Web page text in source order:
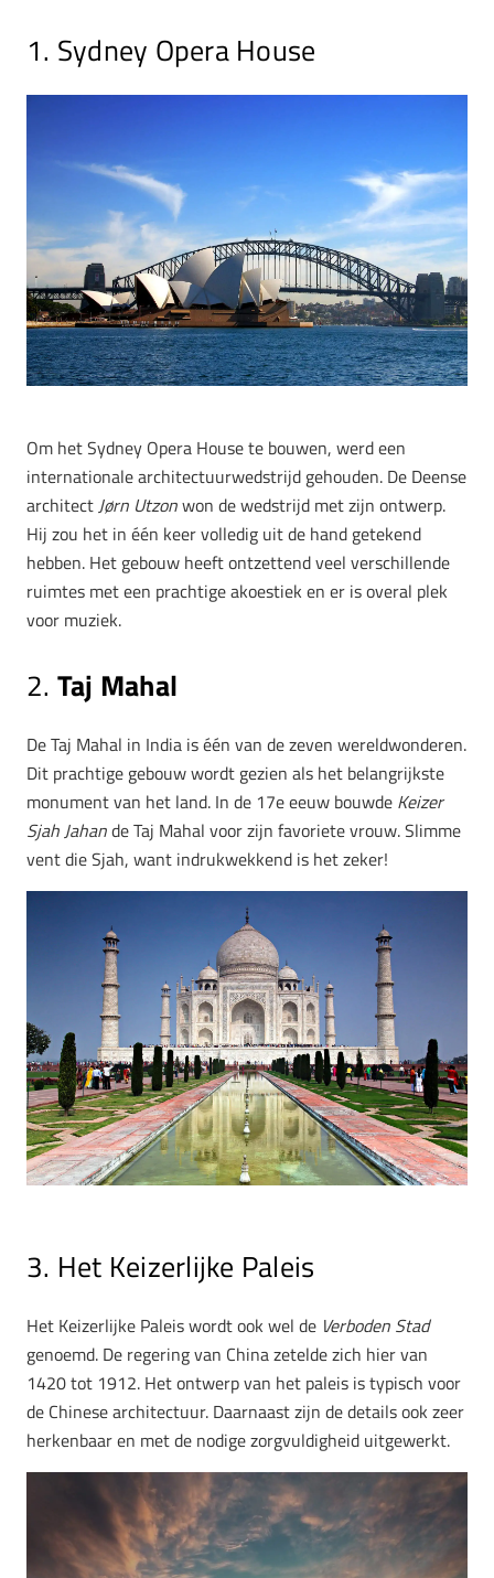
1. Sydney Opera House
Om het Sydney Opera House te bouwen, werd een
internationale architectuurwedstrijd gehouden. De Deense
architect Jørn Utzonwon de wedstrijd met zijn ontwerp.
Hij zou het in één keer volledig uit de hand getekend
hebben. Het gebouw heeft ontzettend veel verschillende
ruimtes met een prachtige akoestiek en er is overal plek
voor muziek.
2. Taj Mahal
De Taj Mahal in India is één van de zeven wereldwonderen.
Dit prachtige gebouw wordt gezien als het belangrijkste
monument van het land. In de 17e eeuw bouwde Keizer
Sjah Jahande Taj Mahal voor zijn favoriete vrouw. Slimme
vent die Sjah, want indrukwekkend is het zeker!
3. Het Keizerlijke Paleis
Het Keizerlijke Paleis wordt ook wel de Verboden Stad
genoemd. De regering van China zetelde zich hier van
1420 tot 1912. Het ontwerp van het paleis is typisch voor
de Chinese architectuur. Daarnaast zijn de details ook zeer
herkenbaar en met de nodige zorgvuldigheid uitgewerkt.